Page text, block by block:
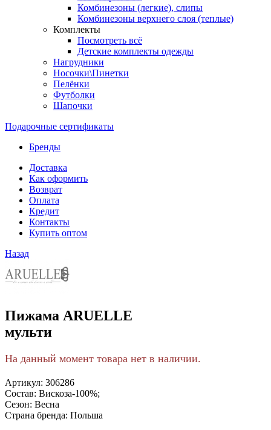
Комбинезоны (легкие), слипы
Комбинезоны верхнего слоя (теплые)
Комплекты
Посмотреть всё
Детские комплекты одежды
Нагрудники
Носочки\Пинетки
Пелёнки
Футболки
Шапочки
Подарочные сертификаты
Бренды
Доставка
Как оформить
Возврат
Оплата
Кредит
Контакты
Купить оптом
Назад
Пижама ARUELLE
мульти
На данный момент товара нет в наличии.
Артикул: 306286
Состав: Вискоза-100%;
Сезон: Весна
Страна бренда: Польша